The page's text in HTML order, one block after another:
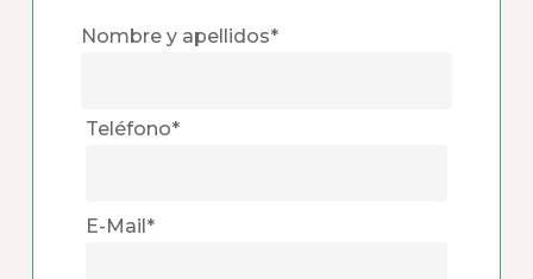
Nombre y apellidos*
Teléfono*
E-Mail*